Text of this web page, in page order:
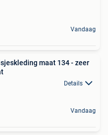
Vandaag
maat 134 - zeer
Details
Vandaag